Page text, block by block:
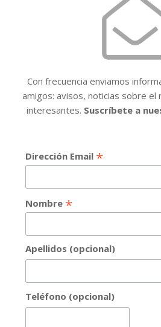
Con frecuencia enviamos
amigos: avisos, noticias sobre el
interesantes. Suscríbete a
Dirección Email *
Nombre *
Apellidos (opcional)
Teléfono (opcional)